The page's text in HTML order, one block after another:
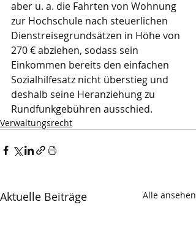
aber u. a. die Fahrten von Wohnung
zur Hochschule nach steuerlichen
Dienstreisegrundsätzen in Höhe von
270 € abziehen, sodass sein
Einkommen bereits den einfachen
Sozialhilfesatz nicht überstieg und
deshalb seine Heranziehung zu
Rundfunkgebühren ausschied.
Verwaltungsrecht
Aktuelle Beiträge Alle ansehen